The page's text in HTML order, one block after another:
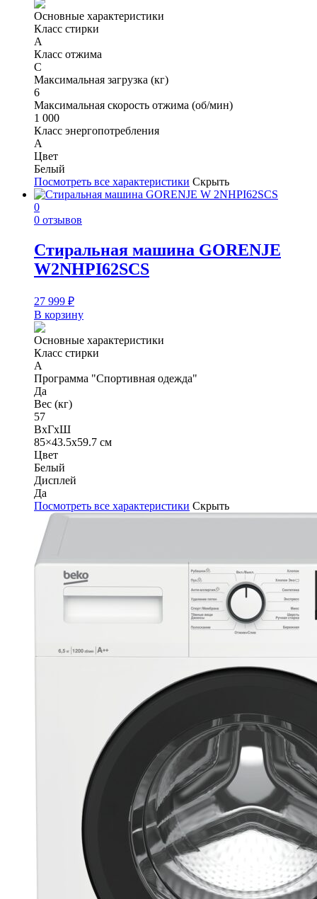
Основные характеристики
Класс стирки
A
Класс отжима
C
Максимальная загрузка (кг)
6
Максимальная скорость отжима (об/мин)
1 000
Класс энергопотребления
A
Цвет
Белый
Посмотреть все характеристики Скрыть
0
0 отзывов
Стиральная машина GORENJE
W2NHPI62SCS
27 999 ₽
В корзину
Основные характеристики
Класс стирки
A
Программа "Спортивная одежда"
Да
Вес (кг)
57
ВхГхШ
85×43.5х59.7 см
Цвет
Белый
Дисплей
Да
Посмотреть все характеристики Скрыть